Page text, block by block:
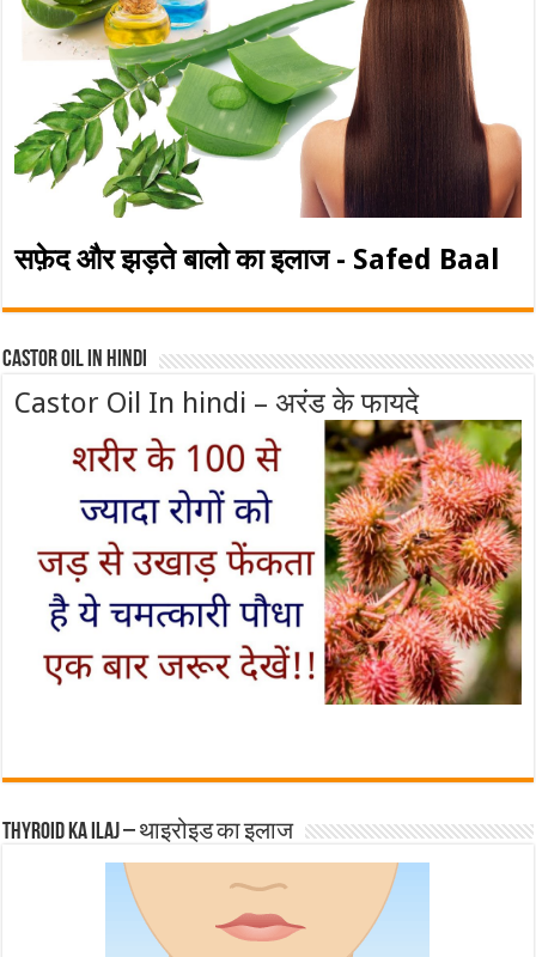
सफ़ेद और झड़ते बालो का इलाज - Safed Baal
Castor Oil In Hindi
Castor Oil In hindi – अरंड के फायदे
Thyroid ka ilaj – थाइरोइड का इलाज